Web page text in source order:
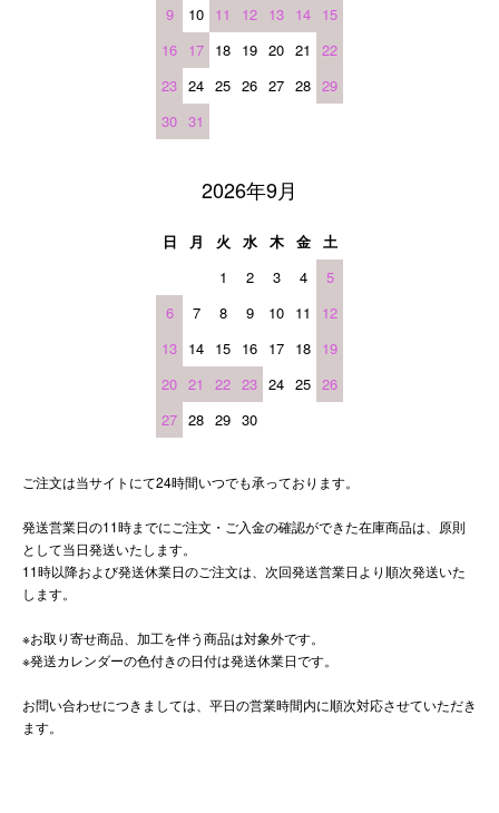
9
10 11 12 13 14 15
16 17 18 19 20 21
22
23 24 25 26 27 28 29
30 31
2026年9月
日 月 火 水 木 金
土
1
2 3 4
5
6
7 8 9 10 11
12
13 14 15 16 17 18 19
20 21 22 23 24 25 26
27 28 29 30
ご注文は当サイトにて24時間いつでも承っております。
発送営業日の11時までにご注文・ご入金の確認ができた在庫商品は、原則
として当日発送いたします。
11時以降および発送休業日のご注文は、次回発送営業日より順次発送いた
します。
※お取り寄せ商品、加工を伴う商品は対象外です。
※発送カレンダーの色付きの日付は発送休業日です。
お問い合わせにつきましては、平日の営業時間内に順次対応させていただき
ます。